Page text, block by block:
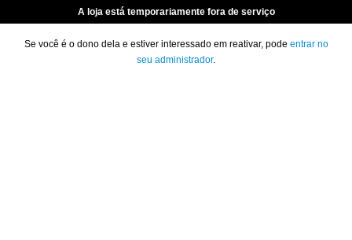
A loja está temporariamente fora de serviço
Se você é o dono dela e estiver interessado em reativar, pode entrar no
seu administrador.